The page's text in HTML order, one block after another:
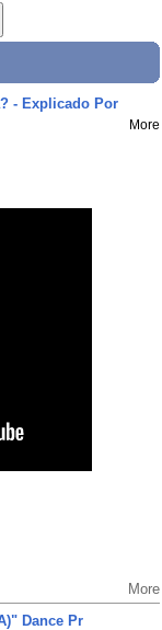
- Explicado Por
More
More
Dance Pr